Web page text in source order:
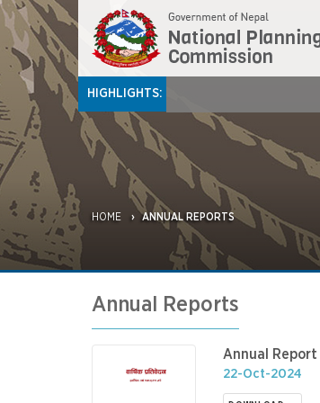
HIGHLIGHTS:
HOME ANNUAL REPORTS
Annual Reports
Annual Report
22-Oct-2024